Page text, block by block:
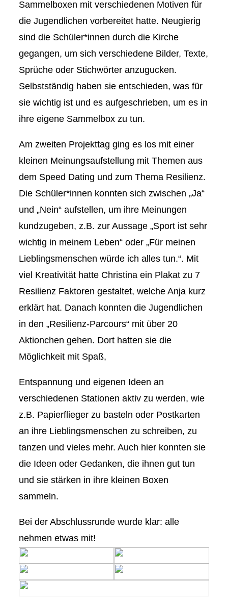
Sammelboxen mit verschiedenen Motiven für
die Jugendlichen vorbereitet hatte. Neugierig
sind die Schüler*innen durch die Kirche
gegangen, um sich verschiedene Bilder, Texte,
Sprüche oder Stichwörter anzugucken.
Selbstständig haben sie entschieden, was für
sie wichtig ist und es aufgeschrieben, um es in
ihre eigene Sammelbox zu tun.
Am zweiten Projekttag ging es los mit einer
kleinen Meinungsaufstellung mit Themen aus
dem Speed Dating und zum Thema Resilienz.
Die Schüler*innen konnten sich zwischen „Ja“
und „Nein“ aufstellen, um ihre Meinungen
kundzugeben, z.B. zur Aussage „Sport ist sehr
wichtig in meinem Leben“ oder „Für meinen
Lieblingsmenschen würde ich alles tun.“. Mit
viel Kreativität hatte Christina ein Plakat zu 7
Resilienz Faktoren gestaltet, welche Anja kurz
erklärt hat. Danach konnten die Jugendlichen
in den „Resilienz-Parcours“ mit über 20
Aktionchen gehen. Dort hatten sie die
Möglichkeit mit Spaß,
Entspannung und eigenen Ideen an
verschiedenen Stationen aktiv zu werden, wie
z.B. Papierflieger zu basteln oder Postkarten
an ihre Lieblingsmenschen zu schreiben, zu
tanzen und vieles mehr. Auch hier konnten sie
die Ideen oder Gedanken, die ihnen gut tun
und sie stärken in ihre kleinen Boxen
sammeln.
Bei der Abschlussrunde wurde klar: alle
nehmen etwas mit!